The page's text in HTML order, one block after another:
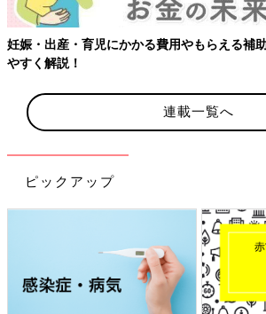
連載一覧へ
ピックアップ